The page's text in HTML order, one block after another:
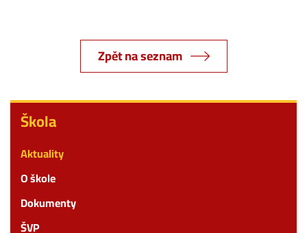
Škola
Škola
Aktuality
O škole
Dokumenty
ŠVP
Zpět na seznam